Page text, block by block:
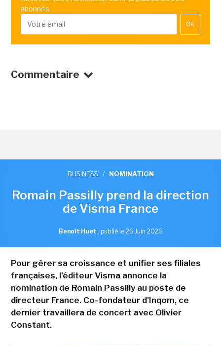
abonnés
OK
Commentaire
BUSINESS / NOMINATION
Romain Passilly prend la direction
de Visma France
Benoît Huet , publié le 26 Juin 2026
Pour gérer sa croissance et unifier ses filiales
françaises, l'éditeur Visma annonce la
nomination de Romain Passilly au poste de
directeur France. Co-fondateur d'Inqom, ce
dernier travaillera de concert avec Olivier
Constant.